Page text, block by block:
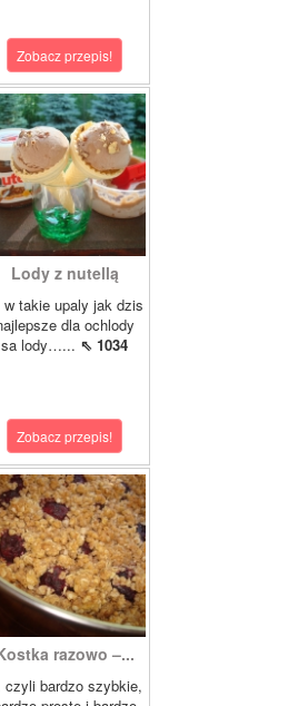
Zobacz przepis!
Lody z nutellą
takie upaly jak dzis
dla ochlody
sa lody…... ⇖ 1034
Zobacz przepis!
razowo –...
bardzo szybkie,